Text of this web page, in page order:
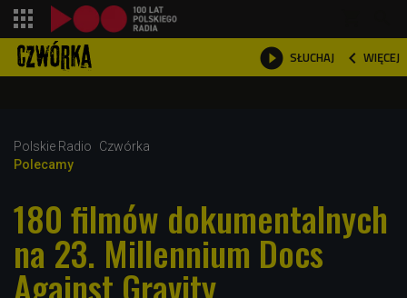
 SŁUCHAJ  WIĘCEJ

Polskie Radio
Czwórka
Polecamy
180 filmów dokumentalnych
na 23. Millennium Docs
Against Gravity